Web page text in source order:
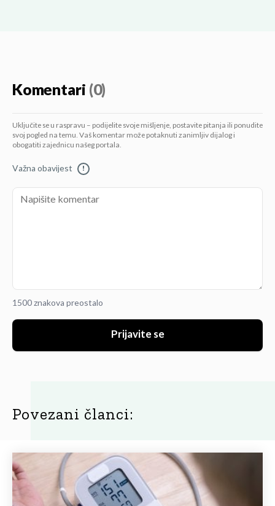
Komentari (0)
Uključite se u raspravu – podijelite svoje mišljenje, postavite pitanja ili ponudite
svoj pogled na temu. Vaš komentar može potaknuti zanimljiv dijalog i
obogatiti zajednicu našeg portala.
Važna obavijest !
1500 znakova preostalo
Prijavite se
Povezani članci: